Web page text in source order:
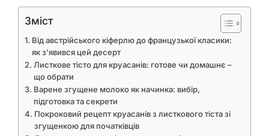
Зміст
Від австрійського кіферлю до французької класики:
як з’явився цей десерт
Листкове тісто для круасанів: готове чи домашнє –
що обрати
Варене згущене молоко як начинка: вибір,
підготовка та секрети
Покроковий рецепт круасанів з листкового тіста зі
згущенкою для початківців